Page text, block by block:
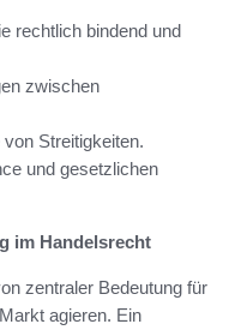
rechtlich bindend und
zwischen
Streitigkeiten.
und gesetzlichen
im Handelsrecht
zentraler Bedeutung für
agieren. Ein